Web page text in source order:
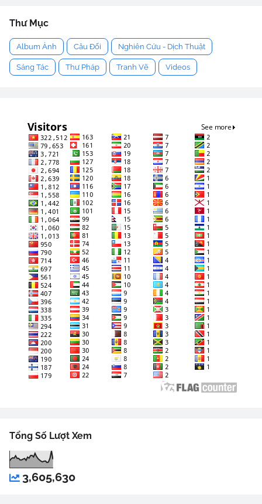
Thư Mục
Album Ảnh Câu Đối Nghiên Cứu - Dịch Thuật
Sáng Tác Thư Pháp Tranh Vẽ Videos
Tổng Số Lượt Xem
3,605,630